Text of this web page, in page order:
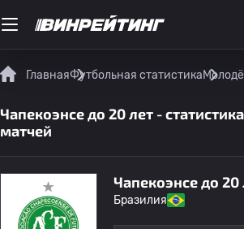
ГлавнаяФутбольная статистика
Чапекоэнсе до 20 лет -
матчей
Чапекоэнсе до 20
Бразилия